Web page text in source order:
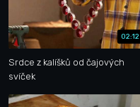
02:12
Srdce z kalíšků od čajových
svíček